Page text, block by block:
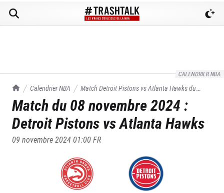
CALENDRIER NBA
TrashTalk Actu NBA
Calendrier NBA Match Detroit Pistons vsAtlanta Hawksdu
08/11/2024
Match du 08 novembre 2024 :
Detroit Pistons vsAtlanta Hawks
09 novembre 2024 01:00FR